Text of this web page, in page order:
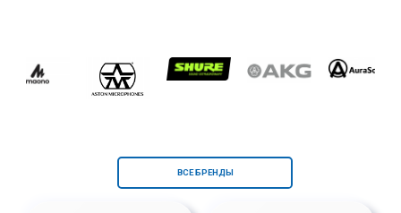
ВСЕ БРЕНДЫ